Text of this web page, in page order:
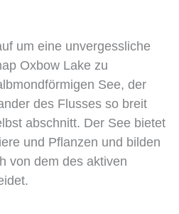
um eine unvergessliche
Oxbow Lake zu
See, der
des Flusses so breit
abschnitt. Der See bietet
und Pflanzen und bilden
von dem des aktiven